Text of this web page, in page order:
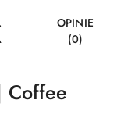
OPINIE
(0)
Coffee